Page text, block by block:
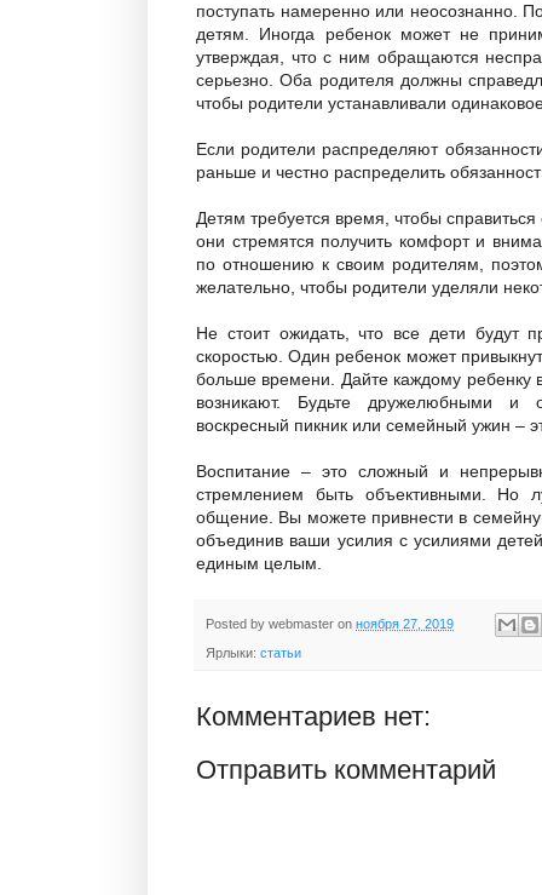
поступать намеренно или неосознанно.
детям. Иногда ребенок может не
утверждая, что с ним обращаются
серьезно. Оба родителя должны
чтобы родители устанавливали
Если родители распределяют
раньше и честно распределить
Детям требуется время, чтобы
они стремятся получить комфорт и
по отношению к своим родителям,
желательно, чтобы родители уделяли
Не стоит ожидать, что все дети будут
скоростью. Один ребенок может
больше времени. Дайте каждому ребенку
возникают. Будьте дружелюбными и
воскресный пикник или семейный ужин –
Воспитание – это сложный и
стремлением быть объективными. Но
общение. Вы можете привнести в
объединив ваши усилия с усилиями
единым целым.
Posted by webmaster on ноября 27, 2019
Ярлыки: статьи
Комментариев нет:
Отправить комментарий